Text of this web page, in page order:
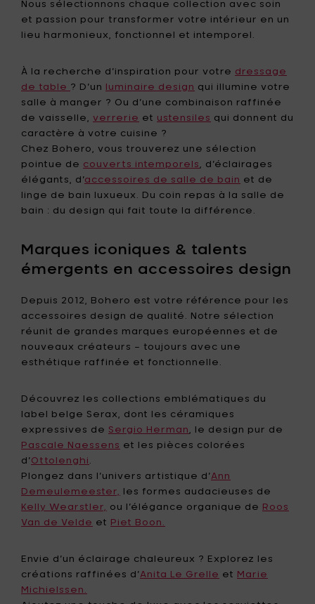
Nous sélectionnons chaque collection avec soin
et passion pour transformer votre intérieur en un
lieu harmonieux, fonctionnel et intemporel.
À la recherche d’inspiration pour votre dressage
de table ? D’un luminaire design qui illumine votre
salle à manger ? Ou d’une combinaison raffinée
de vaisselle, verrerie et ustensiles qui donnent du
caractère à votre cuisine ?
Chez Bohero, vous trouverez une sélection
pointue de couverts intemporels
, d’éclairages
élégants, d’accessoires de salle de bain et de
linge de bain luxueux. Du coin repas à la salle de
bain : du design qui fait toute la différence.
Marques iconiques & talents
émergents en accessoires design
Depuis 2012, Bohero est votre référence pour les
accessoires design de qualité. Notre sélection
réunit de grandes marques européennes et de
nouveaux créateurs – toujours avec une
esthétique raffinée et fonctionnelle.
Découvrez les collections emblématiques du
label belge Serax, dont les céramiques
expressives de Sergio Herman
, le design pur de
Pascale Naessens et les pièces colorées
d’Ottolenghi
Plongez dans l’univers artistique d’Ann
Demeulemeester,
les formes audacieuses de
Kelly Wearstler,
ou l’élégance organique de Roos
Van de Velde et Piet Boon.
Envie d’un éclairage chaleureux ? Explorez les
créations raffinées d’Anita Le Grelle et Marie
Michielssen.